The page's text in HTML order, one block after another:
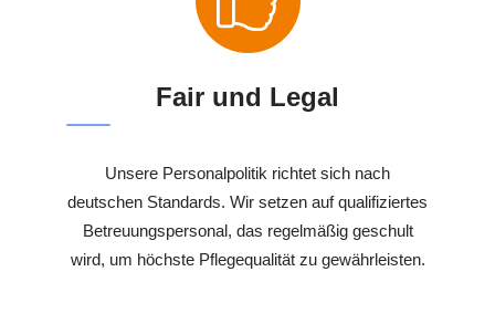
Fair und Legal
Unsere Personalpolitik richtet sich nach
deutschen Standards. Wir setzen auf qualifiziertes
Betreuungspersonal, das regelmäßig geschult
wird, um höchste Pflegequalität zu gewährleisten.